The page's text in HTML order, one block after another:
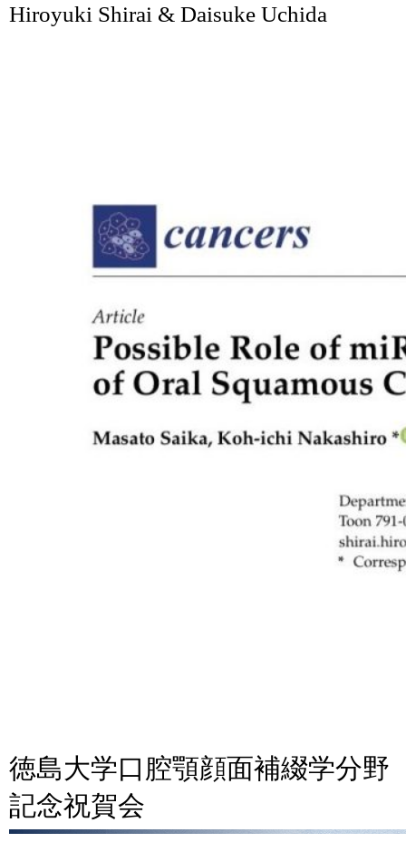
Hiroyuki Shirai & Daisuke Uchida
徳島大学口腔顎顔面補綴学分
記念祝賀会